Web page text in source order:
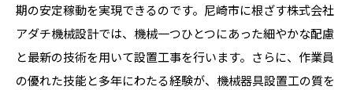
期の安定稼動を実現できるのです。尼崎市に根ざす株式会社
アダチ機械設計では、機械一つひとつにあった細やかな配慮
と最新の技術を用いて設置工事を行います。さらに、作業員
の優れた技能と多年にわたる経験が、機械器具設置工の質を